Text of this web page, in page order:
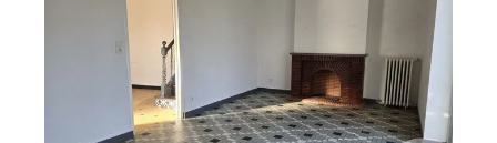
2
, 3 pièces
Ref : 24725
Appartement F3 à vendre
120 000 €